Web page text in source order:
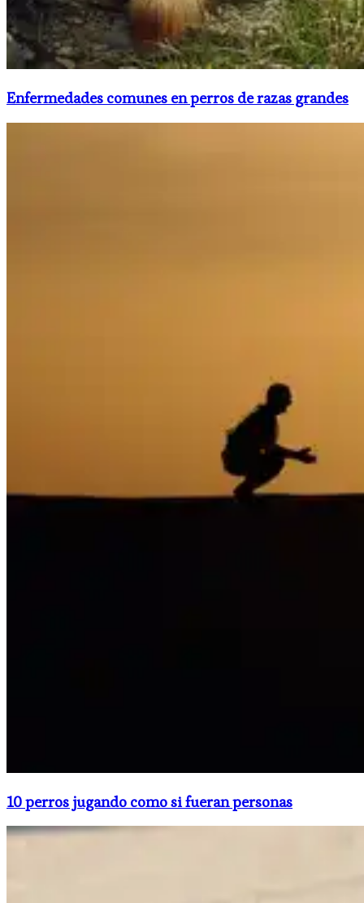
Enfermedades comunes en perros de razas grandes
10 perros jugando como si fueran personas